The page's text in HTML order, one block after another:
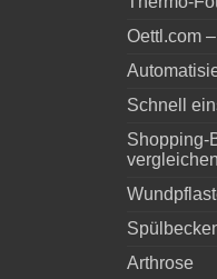
Oettl.com
Schnell
Shopping-
Arthrose